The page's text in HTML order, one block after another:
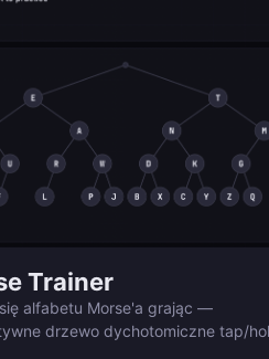
Trainer
alfabetu Morse'a grając —
drzewo dychotomiczne tap/